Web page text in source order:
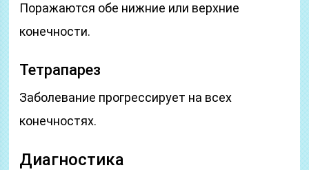
Поражаются обе нижние или верхние
конечности.
Тетрапарез
Заболевание прогрессирует на всех
конечностях.
Диагностика